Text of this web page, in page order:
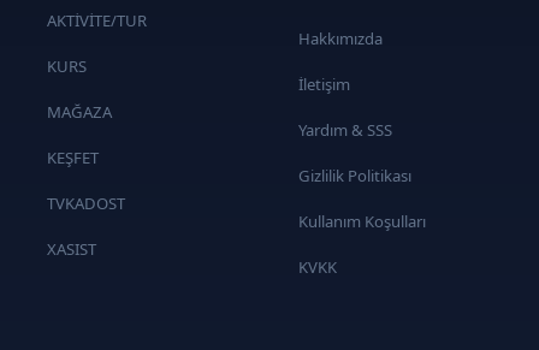
AKTİVİTE/TUR
KURS
MAĞAZA
KEŞFET
TVKADOST
XASIST
Hakkımızda
İletişim
Yardım & SSS
Gizlilik Politikası
Kullanım Koşulları
KVKK